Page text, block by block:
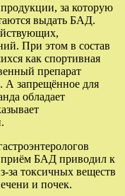
за которую
выдать БАД.
При этом в состав
как спортивная
препарат
А запрещённое для
обладает
приём БАД приводил к
за токсичных веществ
и почек.